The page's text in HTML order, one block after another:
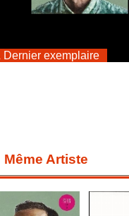
exemplaire
Même Artiste